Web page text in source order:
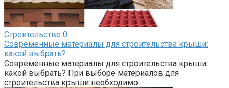
Строительство 0
Современные материалы для строительства крыши:
какой выбрать?
Современные материалы для строительства крыши:
какой выбрать? При выборе материалов для
строительства крыши необходимо